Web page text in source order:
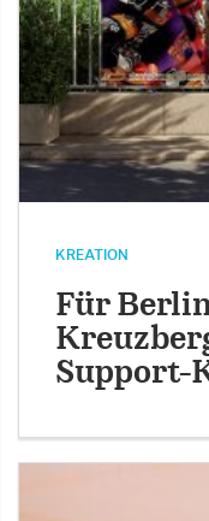
KREATION
Für
Support-